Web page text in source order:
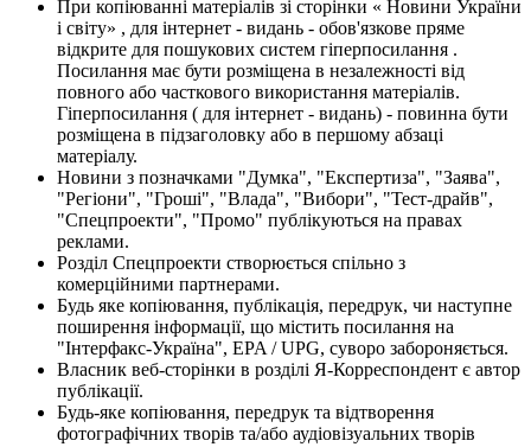
При копіюванні матеріалів зі сторінки « Новини України
і світу» , для інтернет - видань - обов'язкове пряме
відкрите для пошукових систем гіперпосилання .
Посилання має бути розміщена в незалежності від
повного або часткового використання матеріалів.
Гіперпосилання ( для інтернет - видань) - повинна бути
розміщена в підзаголовку або в першому абзаці
матеріалу.
Новини з позначками "Думка", "Експертиза", "Заява",
"Регіони", "Гроші", "Влада", "Вибори", "Тест-драйв",
"Спецпроекти", "Промо" публікуються на правах
реклами.
Розділ Спецпроекти створюється спільно з
комерційними партнерами.
Будь яке копіювання, публікація, передрук, чи наступне
поширення інформації, що містить посилання на
"Інтерфакс-Україна", EPA / UPG, суворо забороняється.
Власник веб-сторінки в розділі Я-Корреспондент є автор
публікації.
Будь-яке копіювання, передрук та відтворення
фотографічних творів та/або аудіовізуальних творів